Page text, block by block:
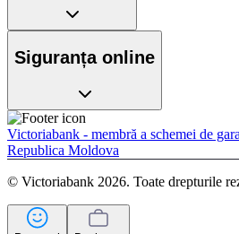
Siguranța online
Victoriabank - membră a schemei de
Republica Moldova
© Victoriabank 2026. Toate drepturile